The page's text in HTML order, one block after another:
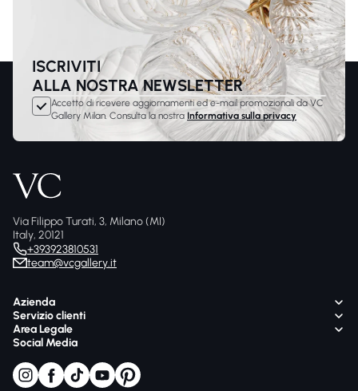
ISCRIVITI
ALLA NOSTRA NEWSLETTER
Accetto di ricevere aggiornamenti ed e-mail promozionali da VC
Gallery Milan. Consulta la nostra Informativa sulla privacy
Via Filippo Turati, 3, Milano (MI)
Italy, 20121
+393923810531
team@vcgallery.it
Azienda
Servizio clienti
Area Legale
Social Media